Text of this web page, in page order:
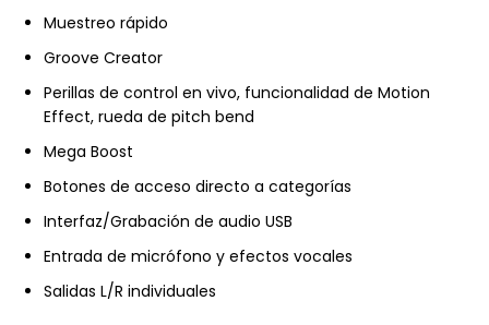
Muestreo rápido
Groove Creator
Perillas de control en vivo, funcionalidad de Motion
Effect, rueda de pitch bend
Mega Boost
Botones de acceso directo a categorías
Interfaz/Grabación de audio USB
Entrada de micrófono y efectos vocales
Salidas L/R individuales